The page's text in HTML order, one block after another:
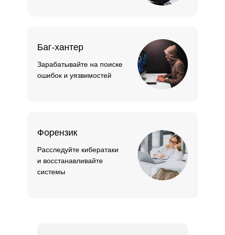
Баг-хантер
Зарабатывайте на поиске
ошибок и уязвимостей
Форензик
Расследуйте кибератаки
и восстанавливайте
системы